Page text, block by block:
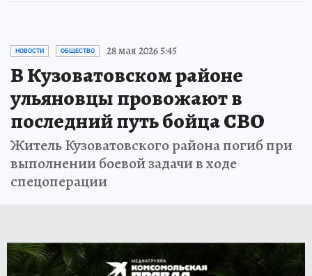
НОВОСТИ ОБЩЕСТВО 28 мая 2026 5:45
В Кузоватовском районе
ульяновцы провожают в
последний путь бойца СВО
Житель Кузоватовского района погиб при
выполнении боевой задачи в ходе
спецоперации